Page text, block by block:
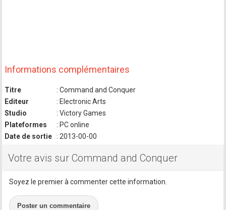
Informations complémentaires
Titre
: Command and Conquer
Editeur
: Electronic Arts
Studio
: Victory Games
Plateformes
: PC online
Date de sortie
: 2013-00-00
Votre avis sur Command and Conquer
Soyez le premier à commenter cette information.
Poster un commentaire